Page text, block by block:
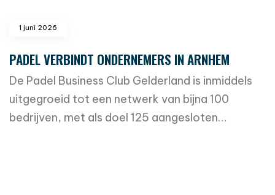
1 juni 2026
PADEL VERBINDT ONDERNEMERS IN ARNHEM
De Padel Business Club Gelderland is inmiddels
uitgegroeid tot een netwerk van bijna 100
bedrijven, met als doel 125 aangesloten…